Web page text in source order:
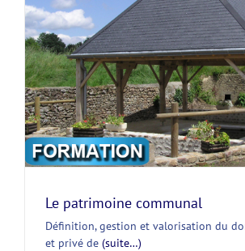
Le patrimoine communal
Définition, gestion et valorisation du
et privé de (suite…)